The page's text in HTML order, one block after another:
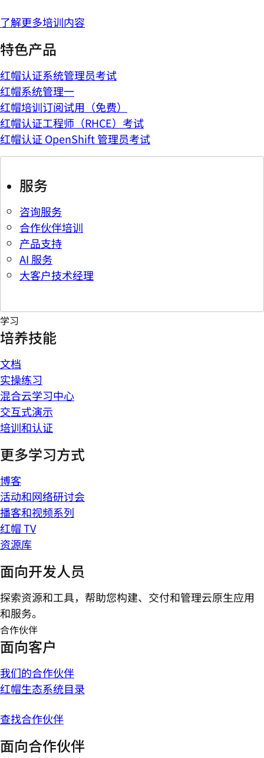
了解更多培训内容
特色产品
红帽认证系统管理员考试
红帽系统管理一
红帽培训订阅试用（免费）
红帽认证工程师（RHCE）考试
红帽认证 OpenShift 管理员考试
服务
咨询服务
合作伙伴培训
产品支持
AI 服务
大客户技术经理
学习
培养技能
文档
实操练习
混合云学习中心
交互式演示
培训和认证
更多学习方式
博客
活动和网络研讨会
播客和视频系列
红帽 TV
资源库
面向开发人员
探索资源和工具，帮助您构建、交付和管理云原生应用
和服务。
合作伙伴
面向客户
我们的合作伙伴
红帽生态系统目录
查找合作伙伴
面向合作伙伴